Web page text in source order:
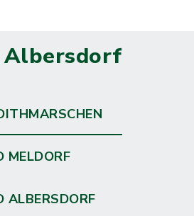
Albersdorf
MELDORF
ALBERSDORF